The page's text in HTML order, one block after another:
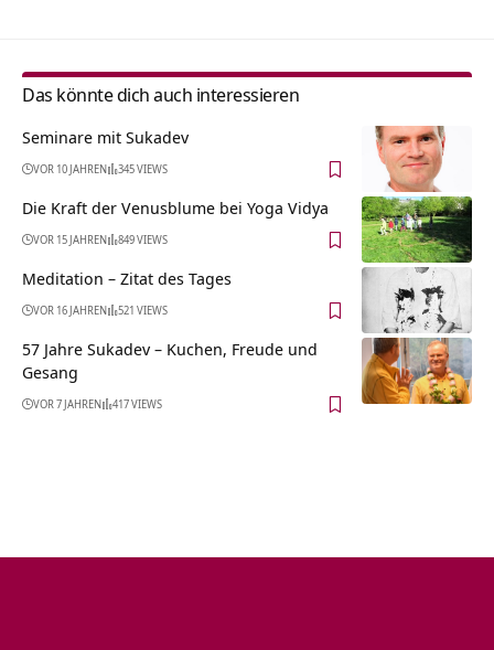
Das könnte dich auch interessieren
Seminare mit Sukadev
VOR 10 JAHREN 345 VIEWS
Die Kraft der Venusblume bei Yoga Vidya
VOR 15 JAHREN 849 VIEWS
Meditation – Zitat des Tages
VOR 16 JAHREN 521 VIEWS
57 Jahre Sukadev – Kuchen, Freude und
Gesang
VOR 7 JAHREN 417 VIEWS